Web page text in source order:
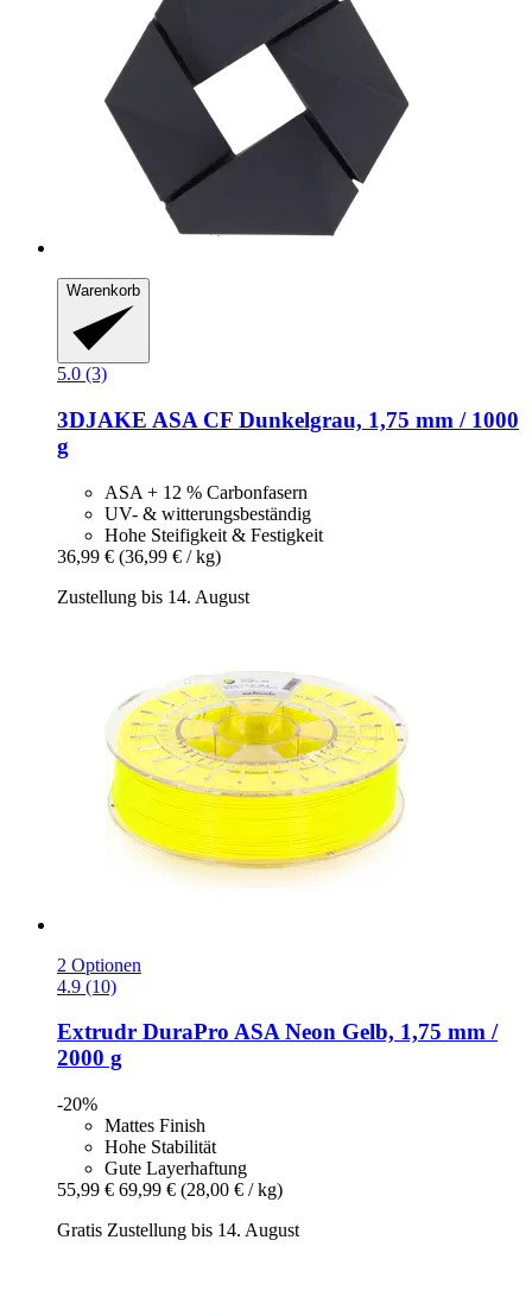
Warenkorb
5.0 (3)
3DJAKE ASA CF Dunkelgrau, 1,75 mm / 1000
g
ASA + 12 % Carbonfasern
UV- & witterungsbeständig
Hohe Steifigkeit & Festigkeit
36,99 € (36,99 € / kg)
Zustellung bis 14. August
2 Optionen
4.9 (10)
Extrudr DuraPro ASA Neon Gelb, 1,75 mm /
2000 g
-20%
Mattes Finish
Hohe Stabilität
Gute Layerhaftung
55,99 € 69,99 € (28,00 € / kg)
Gratis Zustellung bis 14. August